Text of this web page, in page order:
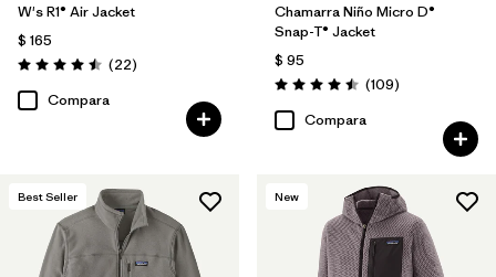
W's R1® Air Jacket
$ 165
Valoración: 4.5 / 5
(22Comentarios
)
Compara
Chamarra Niño Micro D®
Snap-T® Jacket
$ 95
Valoración: 4.5 / 5
(109Comentarios
)
Compara
Best Seller New